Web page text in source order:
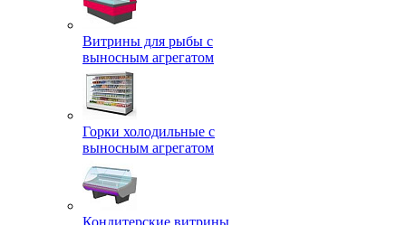
Витрины для рыбы с
выносным агрегатом
Горки холодильные с
выносным агрегатом
Кондитерские витрины